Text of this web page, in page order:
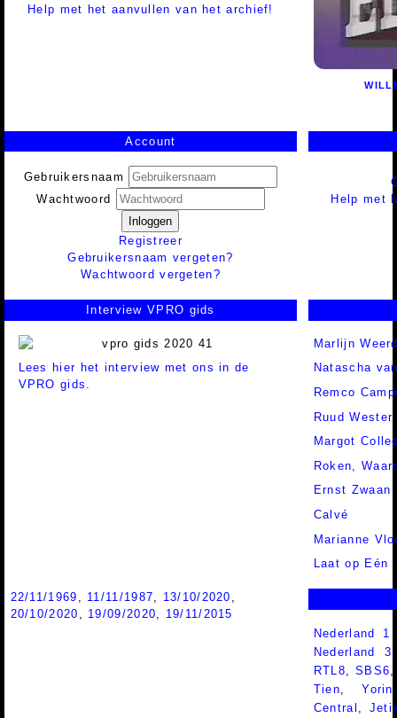
Help met het aanvullen van het archief!
Account
Gebruikersnaam
Wachtwoord
Inloggen
Registreer
Gebruikersnaam vergeten?
Wachtwoord vergeten?
Help met
Interview VPRO gids
Lees hier het interview met ons in de
VPRO gids.
Marlijn
Natascha
Remco
Ruud Wester
Margot
Roken,
Ernst Zwaan
Calvé
Marianne
Laat op Eén
22/11/1969 , 11/11/1987, 13/10/2020 ,
20/10/2020 , 19/09/2020, 19/11/2015
Nederland
Nederland
RTL8 ,SBS6
Tien ,Yorin
Central